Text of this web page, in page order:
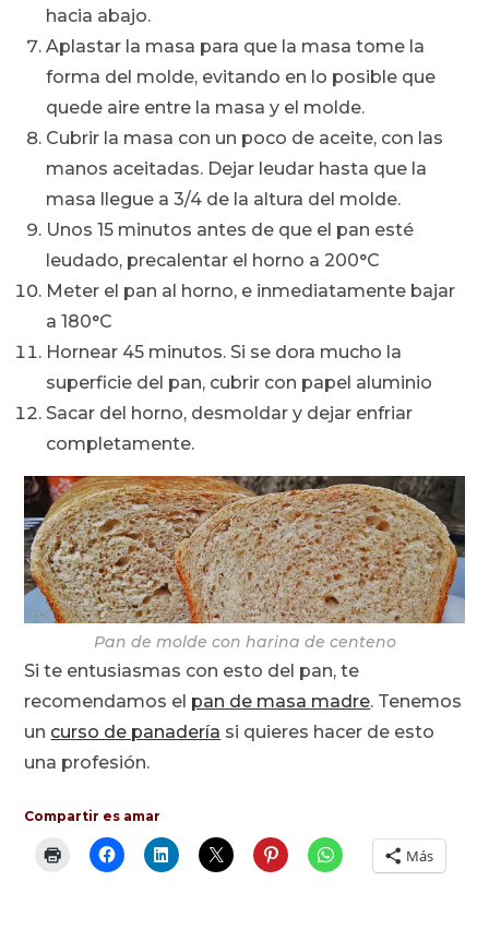
hacia abajo.
Aplastar la masa para que la masa tome la
forma del molde, evitando en lo posible que
quede aire entre la masa y el molde.
Cubrir la masa con un poco de aceite, con las
manos aceitadas. Dejar leudar hasta que la
masa llegue a 3/4 de la altura del molde.
Unos 15 minutos antes de que el pan esté
leudado, precalentar el horno a 200°C
Meter el pan al horno, e inmediatamente bajar
a 180°C
Hornear 45 minutos. Si se dora mucho la
superficie del pan, cubrir con papel aluminio
Sacar del horno, desmoldar y dejar enfriar
completamente.
Pan de molde con harina de centeno
Si te entusiasmas con esto del pan, te
recomendamos el pan de masa madre. Tenemos
un curso de panadería si quieres hacer de esto
una profesión.
Compartir es amar
Más